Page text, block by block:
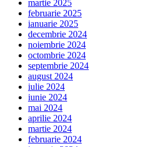
martie 2025
februarie 2025
ianuarie 2025
decembrie 2024
noiembrie 2024
octombrie 2024
septembrie 2024
august 2024
iulie 2024
iunie 2024
mai 2024
aprilie 2024
martie 2024
februarie 2024